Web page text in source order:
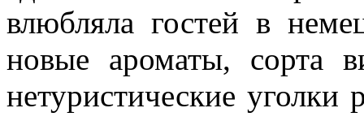
влюбляла гостей в
новые ароматы, сорта
нетуристические уголки